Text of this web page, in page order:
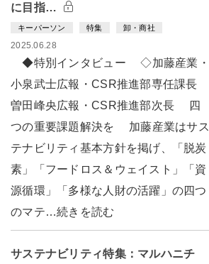
に目指…
キーパーソン 特集 卸・商社
2025.06.28
◆特別インタビュー ◇加藤産業・
小泉武士広報・CSR推進部専任課長
曽田峰央広報・CSR推進部次長 四
つの重要課題解決を 加藤産業はサス
テナビリティ基本方針を掲げ、「脱炭
素」「フードロス＆ウェイスト」「資
源循環」「多様な人財の活躍」の四つ
のマテ…続きを読む
サステナビリティ特集：マルハニチ